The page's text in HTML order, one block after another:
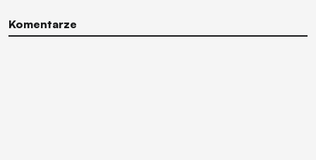
Komentarze